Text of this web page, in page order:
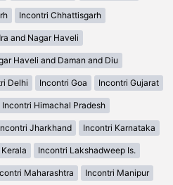
Incontri Chhattisgarh
and Nagar Haveli
Haveli and Daman and Diu
Delhi Incontri Goa Incontri Gujarat
Incontri Himachal Pradesh
Jharkhand Incontri Karnataka
Incontri Lakshadweep Is.
Maharashtra Incontri Manipur